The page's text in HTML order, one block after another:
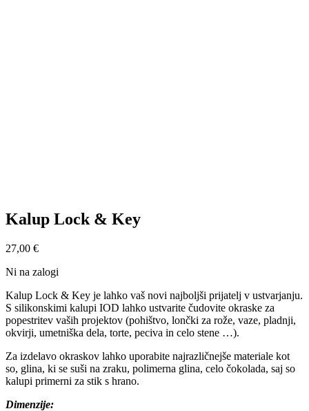
Kalup Lock & Key
27,00 €
Ni na zalogi
Kalup Lock & Key je lahko vaš novi najboljši prijatelj v ustvarjanju.
S silikonskimi kalupi IOD lahko ustvarite čudovite okraske za
popestritev vaših projektov (pohištvo, lončki za rože, vaze, pladnji,
okvirji, umetniška dela, torte, peciva in celo stene …).
Za izdelavo okraskov lahko uporabite najrazličnejše materiale kot
so, glina, ki se suši na zraku, polimerna glina, celo čokolada, saj so
kalupi primerni za stik s hrano.
Dimenzije: